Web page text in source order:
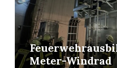
Meter-Windrad